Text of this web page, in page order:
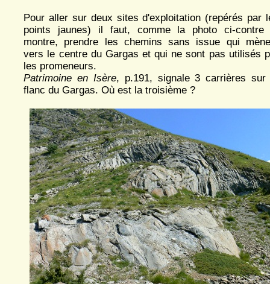
Pour aller sur deux sites d'exploitation (repérés par
points jaunes) il faut, comme la photo ci-contre
montre, prendre les chemins sans issue qui
vers le centre du Gargas et qui ne sont pas utilisés
les promeneurs.
Patrimoine en Isère, p.191, signale 3 carrières sur
flanc du Gargas. Où est la troisième ?